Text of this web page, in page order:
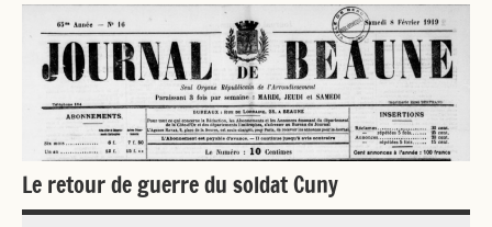
Le retour de guerre du soldat Cuny